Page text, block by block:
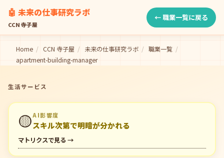
🤖 未来の仕事研究ラボ
CCN 寺子屋
← 職業一覧に戻る
Home / CCN 寺子屋 / 未来の仕事研究ラボ / 職業一覧 /
apartment-building-manager
生活サービス
🟡AI影響度
スキル次第で明暗が分かれる
マトリクスで見る →